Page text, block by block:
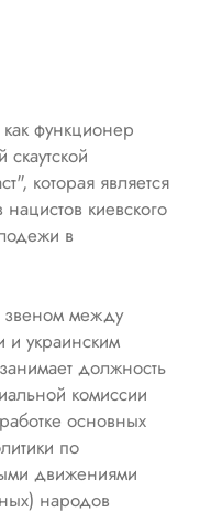
функционер
которая является
киевского
в
звеном между
и украинским
должность
комиссии
основных
по
движениями
народов